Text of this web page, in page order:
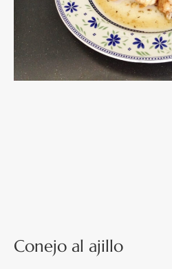
Conejo al ajillo